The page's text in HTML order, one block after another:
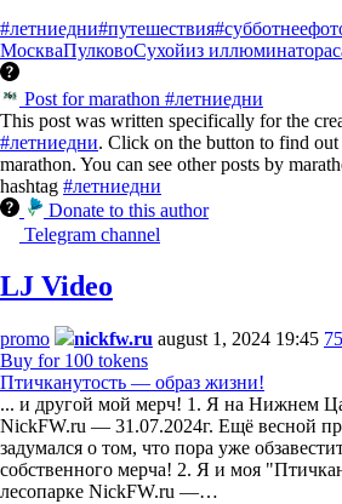
#летниедни#путешествия
МоскваПулковоСухойиз иллюминатора
Post for marathon #летниедни
This post was written specifically for the
#летниедни. Click on the button to find out
marathon. You can see other posts by
hashtag #летниедни
Donate to this author
Telegram channel
LJ Video
promo nickfw.ru august 1, 2024 19:45 75
Buy for 100 tokens
Птичканутость — образ жизни!
... и другой мой мерч! 1. Я на Нижнем
NickFW.ru — 31.07.2024г. Ещё весной
задумался о том, что пора уже
собственного мерча! 2. Я и моя
лесопарке NickFW.ru —…